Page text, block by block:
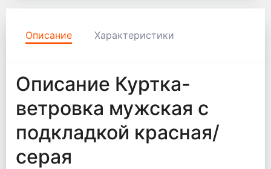
Описание Характеристики
Описание Куртка-
ветровка мужская с
подкладкой красная/
серая